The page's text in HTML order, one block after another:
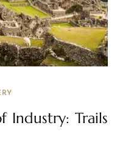
Industry: Trails